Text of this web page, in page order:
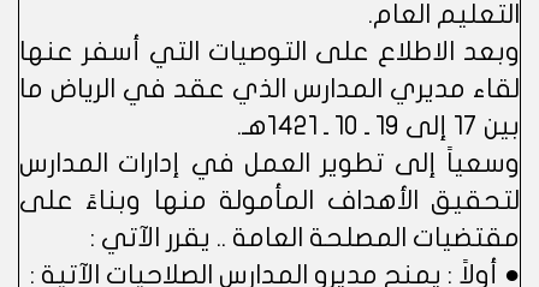
التعليم العام.
وبعد الاطلاع على التوصيات التي أسفر عنها
لقاء مديري المدارس الذي عقد في الرياض ما
بين 17 إلى 19 ـ 10 ـ 1421هـ.
وسعياً إلى تطوير العمل في إدارات المدارس
لتحقيق الأهداف المأمولة منها وبناءً على
مقتضيات المصلحة العامة .. يقرر الآتي :
● أولاً : يمنح مديرو المدارس الصلاحيات الآتية :